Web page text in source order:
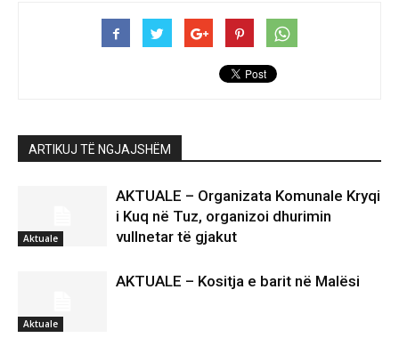
ARTIKUJ TË NGJAJSHËM
Aktuale
AKTUALE – Organizata Komunale Kryqi
i Kuq në Tuz, organizoi dhurimin
vullnetar të gjakut
Aktuale
AKTUALE – Kositja e barit në Malësi